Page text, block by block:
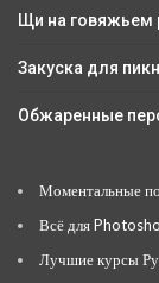
Щи на говяжьем
Закуска для
Обжаренные
Моментальные
Всё для
Лучшие курсы